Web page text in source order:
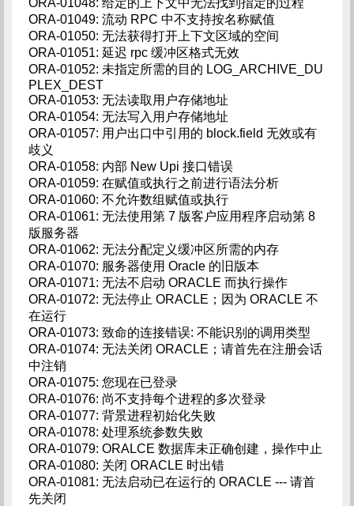
ORA-01048: 给定的上下文中无法找到指定的过程
ORA-01049: 流动 RPC 中不支持按名称赋值
ORA-01050: 无法获得打开上下文区域的空间
ORA-01051: 延迟 rpc 缓冲区格式无效
ORA-01052: 未指定所需的目的 LOG_ARCHIVE_DU
PLEX_DEST
ORA-01053: 无法读取用户存储地址
ORA-01054: 无法写入用户存储地址
ORA-01057: 用户出口中引用的 block.field 无效或有
歧义
ORA-01058: 内部 New Upi 接口错误
ORA-01059: 在赋值或执行之前进行语法分析
ORA-01060: 不允许数组赋值或执行
ORA-01061: 无法使用第 7 版客户应用程序启动第 8
版服务器
ORA-01062: 无法分配定义缓冲区所需的内存
ORA-01070: 服务器使用 Oracle 的旧版本
ORA-01071: 无法不启动 ORACLE 而执行操作
ORA-01072: 无法停止 ORACLE；因为 ORACLE 不
在运行
ORA-01073: 致命的连接错误: 不能识别的调用类型
ORA-01074: 无法关闭 ORACLE；请首先在注册会话
中注销
ORA-01075: 您现在已登录
ORA-01076: 尚不支持每个进程的多次登录
ORA-01077: 背景进程初始化失败
ORA-01078: 处理系统参数失败
ORA-01079: ORALCE 数据库未正确创建，操作中止
ORA-01080: 关闭 ORACLE 时出错
ORA-01081: 无法启动已在运行的 ORACLE --- 请首
先关闭